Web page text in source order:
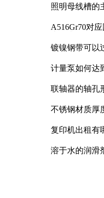
照明母线槽的
A516Gr70对
镀镍钢带可以
计量泵如何达
联轴器的轴孔
不锈钢材质厚
复印机出租有
溶于水的润滑